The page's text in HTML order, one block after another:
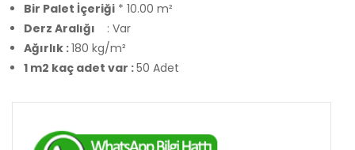
Bir Palet İçeriği * 10.00 m²
Derz Aralığı
: Var
Ağırlık :180 kg/m²
1 m2 kaç adet var :50 Adet